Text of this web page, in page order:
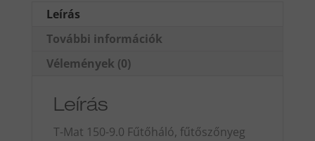
Leírás
További információk
Vélemények (0)
Leírás
T-Mat 150-9.0 Fűtőháló, fűtőszőnyeg